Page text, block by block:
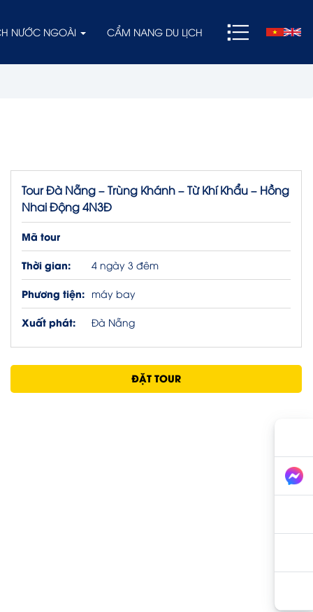
NƯỚC NGOÀI CẨM NANG DU LỊCH
Tour Đà Nẵng – Trùng Khánh – Từ Khí Khẩu – Hồng
Nhai Động 4N3Đ
Mã tour
Thời gian:
4 ngày 3 đêm
Phương tiện: máy bay
Xuất phát: Đà Nẵng
ĐẶT TOUR